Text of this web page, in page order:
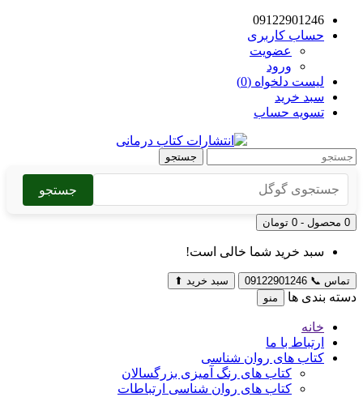
09122901246
حساب کاربری
عضویت
ورود
لیست دلخواه (0)
سبد خرید
تسویه حساب
جستجو
جستجو
0 محصول - 0 تومان
سبد خرید شما خالی است!
تماس 📞
09122901246 سبد خرید ⬆
دسته بندی ها منو
خانه
ارتباط با ما
کتاب های روان شناسی
کتاب های رنگ آمیزی بزرگسالان
کتاب های روان شناسی ارتباطات